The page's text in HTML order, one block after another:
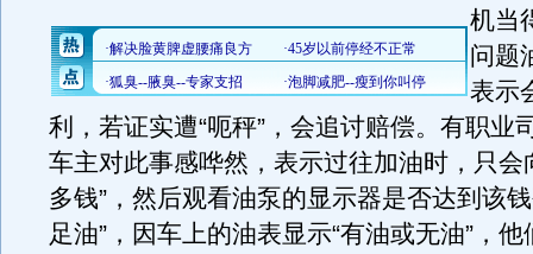
机当
问题
表示
利，若证实遭“呃秤”，会追讨赔偿。有职业
车主对此事感哗然，表示过往加油时，只会
多钱”，然后观看油泵的显示器是否达到该
足油”，因车上的油表显示“有油或无油”，